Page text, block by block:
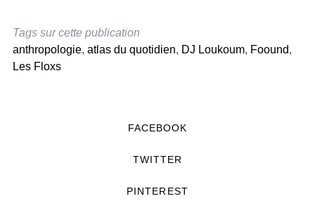
Tags sur cette publication
anthropologie, atlas du quotidien, DJ Loukoum, Foound,
Les Floxs
FACEBOOK
TWITTER
PINTEREST